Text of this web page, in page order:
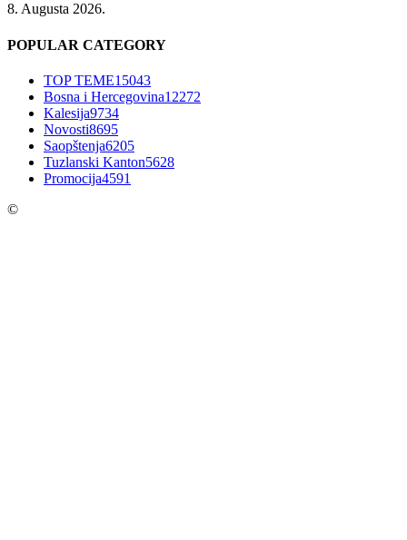
8. Augusta 2026.
POPULAR CATEGORY
TOP TEME15043
Bosna i Hercegovina12272
Kalesija9734
Novosti8695
Saopštenja6205
Tuzlanski Kanton5628
Promocija4591
©